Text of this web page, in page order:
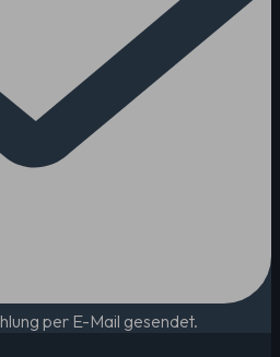
per E-Mail gesendet.